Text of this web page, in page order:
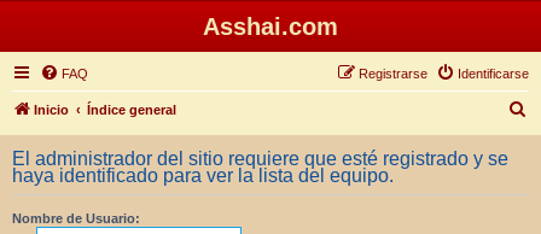
Asshai.com
FAQ Identificarse
Registrarse
Inicio Índice general
u
c
El administrador del sitio requiere que esté registrado y se
haya identificado para ver la lista del equipo.
Nombre de Usuario: